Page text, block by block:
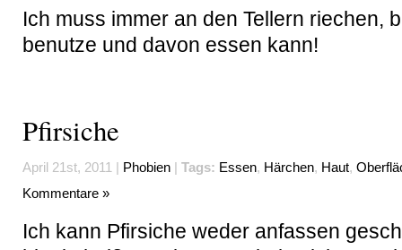
Ich muss immer an den Tellern riechen,
benutze und davon essen kann!
Pfirsiche
April 21st, 2011 | Phobien | Tags: Essen, Härchen, Haut,
Kommentare »
Ich kann Pfirsiche weder anfassen